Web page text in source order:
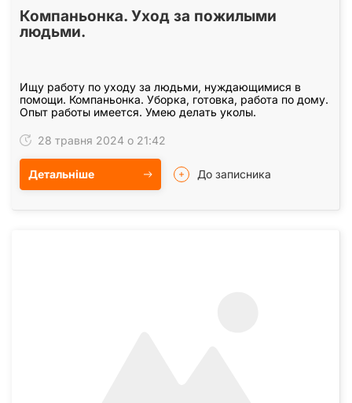
Компаньонка. Уход за пожилыми
людьми.
Ищу работу по уходу за людьми, нуждающимися в
помощи. Компаньонка. Уборка, готовка, работа по дому.
Опыт работы имеется. Умею делать уколы.
28 травня 2024 о 21:42
Детальніше До записника